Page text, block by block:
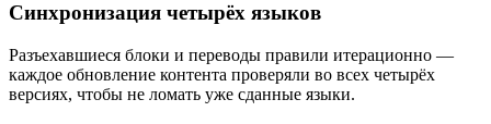
Синхронизация четырёх языков
Разъехавшиеся блоки и переводы правили итерационно —
каждое обновление контента проверяли во всех четырёх
версиях, чтобы не ломать уже сданные языки.